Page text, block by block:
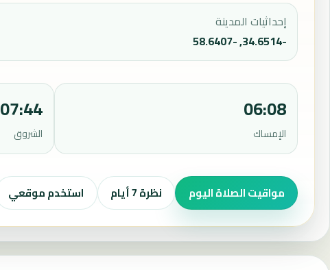
إحداثيات المدينة
-34.6514, -58.6407
06:08
الإمساك
07:44
الشروق
مواقيت الصلاة اليوم نظرة 7 أيام استخدم موقعي